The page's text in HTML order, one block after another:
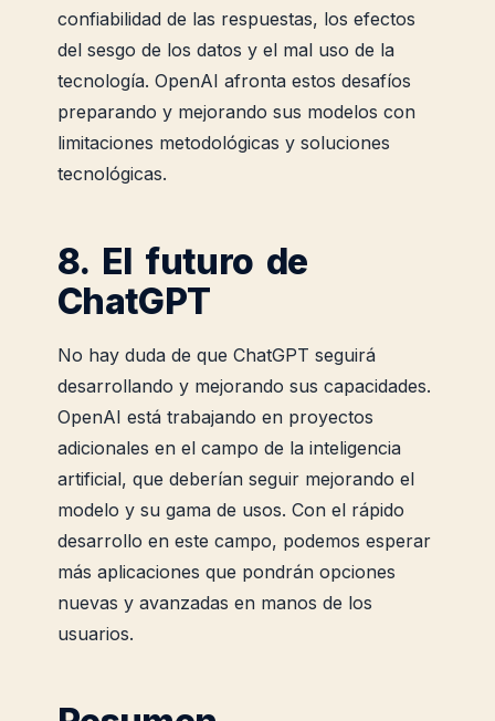
confiabilidad de las respuestas, los efectos
del sesgo de los datos y el mal uso de la
tecnología. OpenAI afronta estos desafíos
preparando y mejorando sus modelos con
limitaciones metodológicas y soluciones
tecnológicas.
8. El futuro de
ChatGPT
No hay duda de que ChatGPT seguirá
desarrollando y mejorando sus capacidades.
OpenAI está trabajando en proyectos
adicionales en el campo de la inteligencia
artificial, que deberían seguir mejorando el
modelo y su gama de usos. Con el rápido
desarrollo en este campo, podemos esperar
más aplicaciones que pondrán opciones
nuevas y avanzadas en manos de los
usuarios.